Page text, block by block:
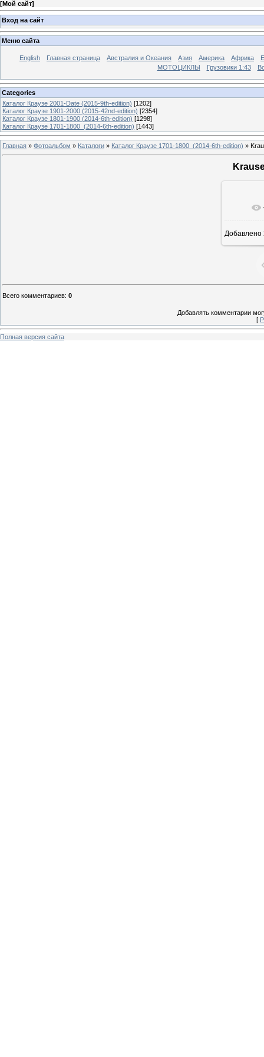
[Мой сайт]
Вход на сайт
Меню сайта
English Главная страница Австралия и Океания Азия Америка Африка
МОТОЦИКЛЫ
Грузовики 1:43
Categories
Каталог Краузе 2001-Date (2015-9th-edition) [1202]
Каталог Краузе 1901-2000 (2015-42nd-edition) [2354]
Каталог Краузе 1801-1900 (2014-6th-edition) [1298]
Каталог Краузе 1701-1800_(2014-6th-edition) [1443]
Главная » Фотоальбом » Каталоги » Каталог Краузе 1701-1800_(2014-6th-edition) »
Добавлено
Всего комментариев: 0
Добавлять комментарии
[
Полная версия сайта